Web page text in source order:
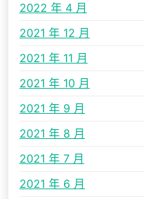
2022 年 4 月
2021 年 12 月
2021 年 11 月
2021 年 10 月
2021 年 9 月
2021 年 8 月
2021 年 7 月
2021 年 6 月